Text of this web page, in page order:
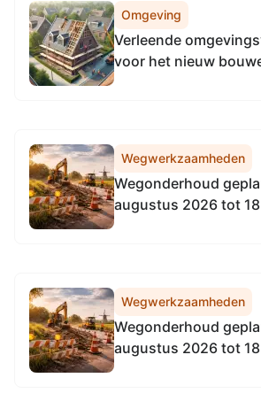
Omgeving
Verleende
voor het nieuw
Wegwerkzaamheden
Wegonderhoud
augustus 2026 tot
Wegwerkzaamheden
Wegonderhoud
augustus 2026 tot